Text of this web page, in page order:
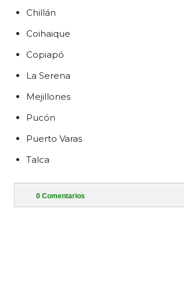
Chillán
Coihaique
Copiapó
La Serena
Mejillones
Pucón
Puerto Varas
Talca
0 Comentarios